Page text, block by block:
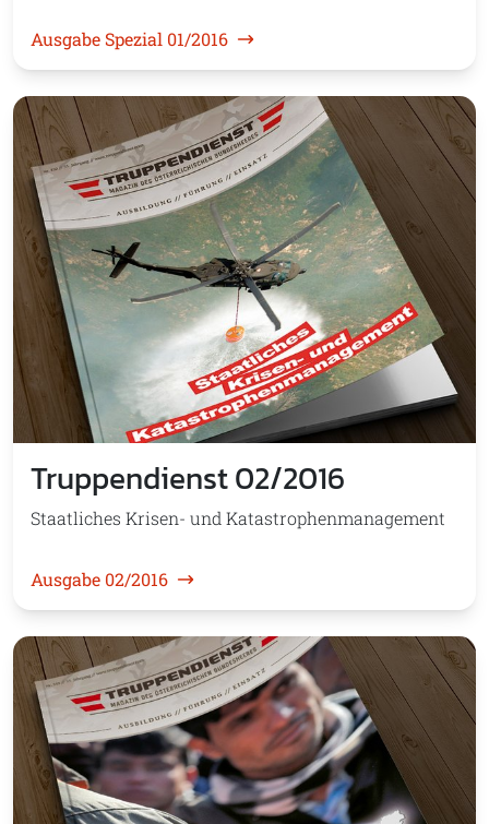
Ausgabe Spezial 01/2016
Truppendienst 02/2016
Staatliches Krisen- und Katastrophenmanagement
Ausgabe 02/2016